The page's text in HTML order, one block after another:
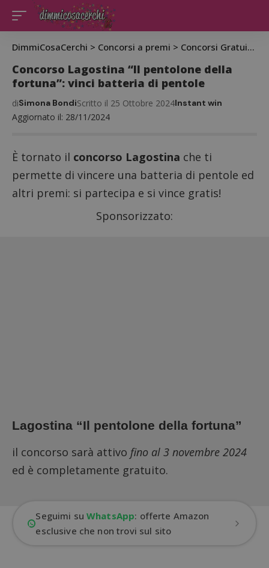
DimmiCosaCerchi > Concorsi a premi > Concorsi Gratuiti >
Concorso Lagostina “Il pentolone della
fortuna”: vinci batteria di pentole
Aggiornato il: 28/11/2024
diSimona BondiScritto il 25 Ottobre 2024Instant win
È tornato il concorso Lagostina che ti
permette di vincere una batteria di pentole ed
altri premi: si partecipa e si vince gratis!
Sponsorizzato:
Lagostina “Il pentolone della fortuna”
il concorso sarà attivo fino al 3 novembre 2024
ed è completamente gratuito.
Seguimi suWhatsApp: offerte Amazon
esclusive che non trovi sul sito